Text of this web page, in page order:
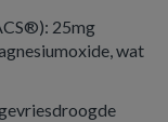
25mg
wat